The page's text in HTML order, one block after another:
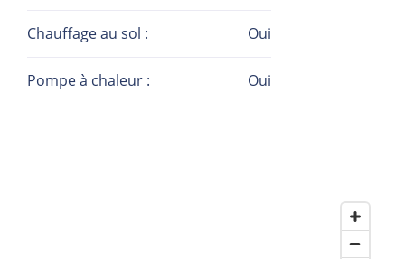
Chauffage au sol : Oui
Pompe à chaleur : Oui